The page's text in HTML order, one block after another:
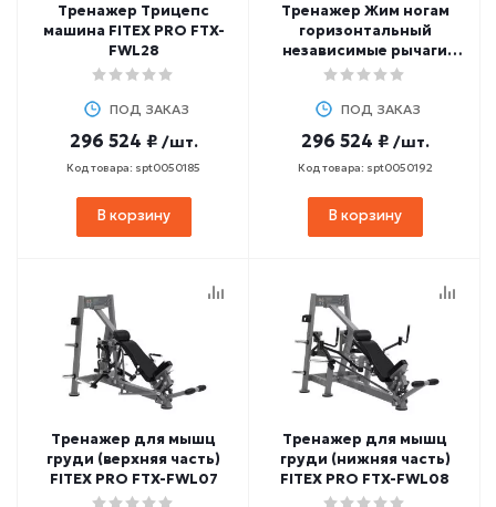
Тренажер Трицепс
машина FITEX PRO FTX-
FWL28
ПОД ЗАКАЗ
296 524 ₽ /шт.
Код товара: spt0050185
В корзину
Тренажер Жим ногам
горизонтальный
независимые рычаги
FITEX PRO FTX-FWL35
ПОД ЗАКАЗ
296 524 ₽ /шт.
Код товара: spt0050192
В корзину
Тренажер для мышц
груди (верхняя часть)
FITEX PRO FTX-FWL07
Тренажер для мышц
груди (нижняя часть)
FITEX PRO FTX-FWL08